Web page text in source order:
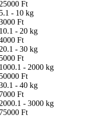
Ft
- 10 kg
Ft
- 20 kg
Ft
- 30 kg
Ft
- 2000 kg
Ft
- 40 kg
Ft
- 3000 kg
Ft